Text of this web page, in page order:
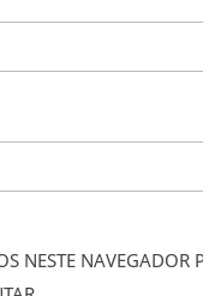
NESTE NAVEGADOR